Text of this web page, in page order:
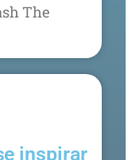
The
inspirar